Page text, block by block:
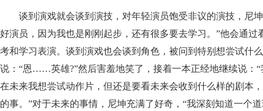
谈到演戏就会谈到演技，对年轻演员饱受非议的演技，尼
好演员，因为我也是刚刚起步，还有很多要去学习。”他会通过
考和学习表演。谈到演戏也会谈到角色，被问到特别想尝试什
说：“恩……英雄?”然后害羞地笑了，接着一本正经地继续说：
在未来我想尝试动作片，但还是要看未来会收到什么样的剧本
的事。”对于未来的事情，尼坤充满了好奇，“我深刻知道一个